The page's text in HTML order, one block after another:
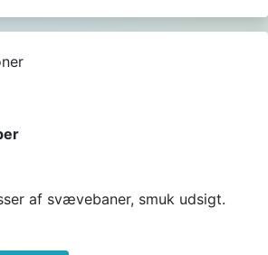
af svævebaner, smuk udsigt.